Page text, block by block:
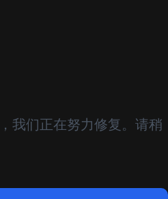
我们正在努力修复。请稍